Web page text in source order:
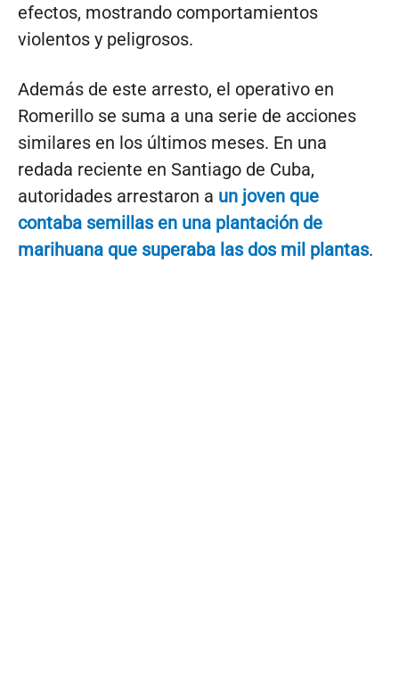
efectos, mostrando comportamientos
violentos y peligrosos.
Además de este arresto, el operativo en
Romerillo se suma a una serie de acciones
similares en los últimos meses. En una
redada reciente en Santiago de Cuba,
autoridades arrestaron a un joven que
contaba semillas en una plantación de
marihuana que superaba las dos mil plantas.